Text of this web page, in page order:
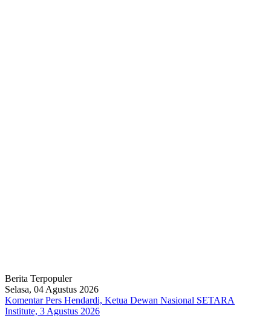
Berita Terpopuler
Selasa, 04 Agustus 2026
Komentar Pers Hendardi, Ketua Dewan Nasional SETARA
Institute, 3 Agustus 2026